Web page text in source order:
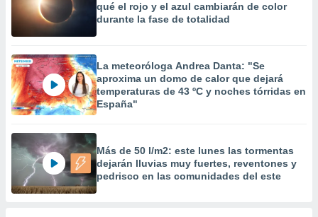
qué el rojo y el azul cambiarán de color
durante la fase de totalidad
La meteoróloga Andrea Danta: "Se
aproxima un domo de calor que dejará
temperaturas de 43 ºC y noches tórridas en
España"
Más de 50 l/m2: este lunes las tormentas
dejarán lluvias muy fuertes, reventones y
pedrisco en las comunidades del este